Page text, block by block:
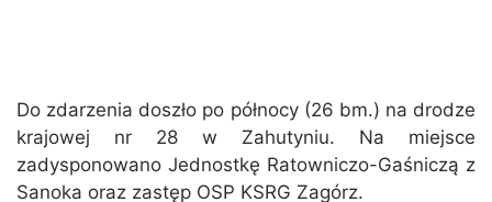
Do zdarzenia doszło po północy (26 bm.) na drodze
krajowej nr 28 w Zahutyniu. Na miejsce
zadysponowano Jednostkę Ratowniczo-Gaśniczą z
Sanoka oraz zastęp OSP KSRG Zagórz.